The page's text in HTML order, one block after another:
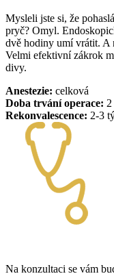
Mysleli jste si, že
pryč? Omyl.
dvě hodiny umí vrátit. A
Velmi efektivní zákrok
divy.
Anestezie: celková
Doba trvání operace: 2
Rekonvalescence: 2-3
Na konzultaci se vám